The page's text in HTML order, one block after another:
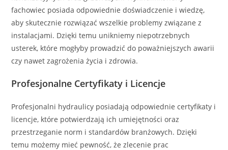
fachowiec posiada odpowiednie doświadczenie i wiedzę,
aby skutecznie rozwiązać wszelkie problemy związane z
instalacjami. Dzięki temu unikniemy niepotrzebnych
usterek, które mogłyby prowadzić do poważniejszych awarii
czy nawet zagrożenia życia i zdrowia.
Profesjonalne Certyfikaty i Licencje
Profesjonalni hydraulicy posiadają odpowiednie certyfikaty i
licencje, które potwierdzają ich umiejętności oraz
przestrzeganie norm i standardów branżowych. Dzięki
temu możemy mieć pewność, że zlecenie prac